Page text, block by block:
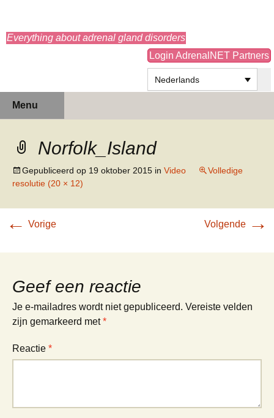
Everything about adrenal gland disorders
Login AdrenalNET Partners
Nederlands
Menu
inhoud
Norfolk_Island
Gepubliceerd op 19 oktober 2015 in Video
Volledige
resolutie (20 × 12)
← Vorige Volgende →
Geef een reactie
Je e-mailadres wordt niet gepubliceerd. Vereiste velden
zijn gemarkeerd met*
Reactie *